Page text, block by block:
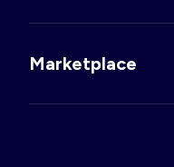
Marketplace